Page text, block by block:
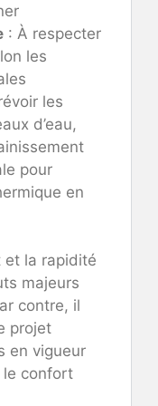
: À respecter
les
les
d’eau,
pour
en
et la rapidité
majeurs
contre, il
projet
en vigueur
le confort